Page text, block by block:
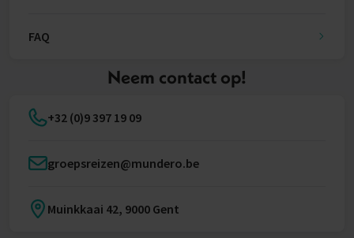
FAQ
Neem contact op!
+32 (0)9 397 19 09
groepsreizen@mundero.be
Muinkkaai 42, 9000 Gent